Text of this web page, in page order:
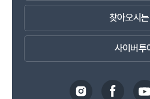
찾아오시
사이버투